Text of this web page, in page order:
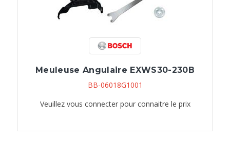
Meuleuse Angulaire EXWS30-230B
BB-06018G1001
Veuillez vous connecter pour connaitre le prix